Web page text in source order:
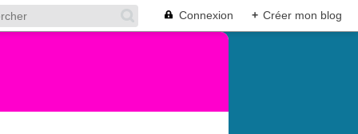
Connexion + Créer mon blog